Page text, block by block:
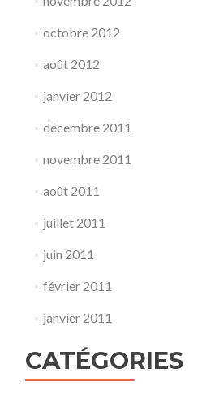
octobre 2012
août 2012
janvier 2012
décembre 2011
novembre 2011
août 2011
juillet 2011
juin 2011
février 2011
janvier 2011
CATÉGORIES